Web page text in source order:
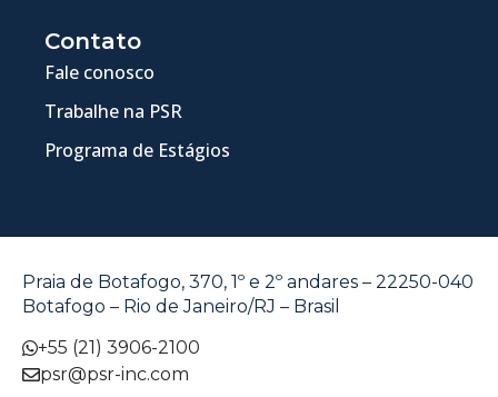
Contato
Fale conosco
Trabalhe na PSR
Programa de Estágios
Praia de Botafogo, 370, 1º e 2º andares – 22250-040
Botafogo – Rio de Janeiro/RJ – Brasil
+55 (21) 3906-2100
psr@psr-inc.com